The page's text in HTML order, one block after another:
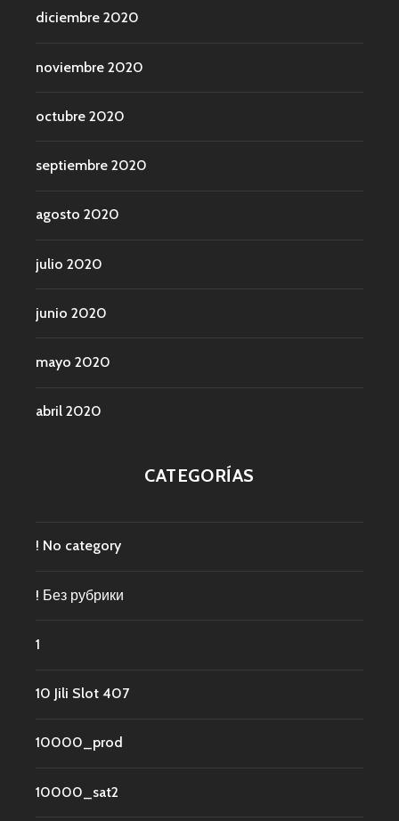
diciembre 2020
noviembre 2020
octubre 2020
septiembre 2020
agosto 2020
julio 2020
junio 2020
mayo 2020
abril 2020
CATEGORÍAS
! No category
! Без рубрики
1
10 Jili Slot 407
10000_prod
10000_sat2